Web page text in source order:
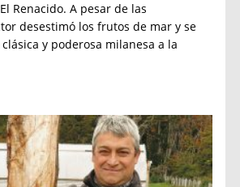
Renacido. A pesar de las
desestimó los frutos de mar y se
y poderosa milanesa a la